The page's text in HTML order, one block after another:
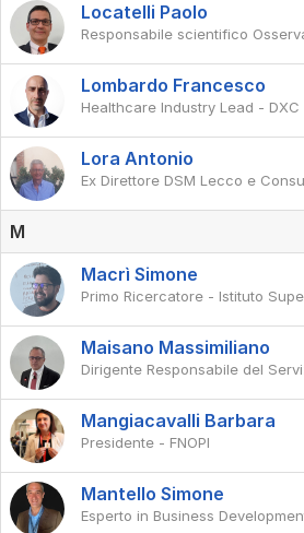
Locatelli Paolo
Responsabile scientifico
Lombardo Francesco
Healthcare Industry Lead -
Lora Antonio
Ex Direttore DSM Lecco e
M
Macrì Simone
Primo Ricercatore - Istituto
Maisano Massimiliano
Dirigente Responsabile del
Mangiacavalli Barbara
Presidente - FNOPI
Mantello Simone
Esperto in Business